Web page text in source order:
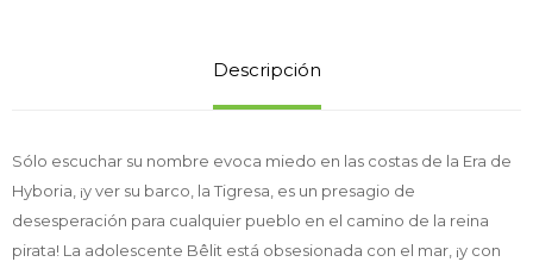
Descripción
Sólo escuchar su nombre evoca miedo en las costas de la Era de
Hyboria, ¡y ver su barco, la Tigresa, es un presagio de
desesperación para cualquier pueblo en el camino de la reina
pirata! La adolescente Bêlit está obsesionada con el mar, ¡y con